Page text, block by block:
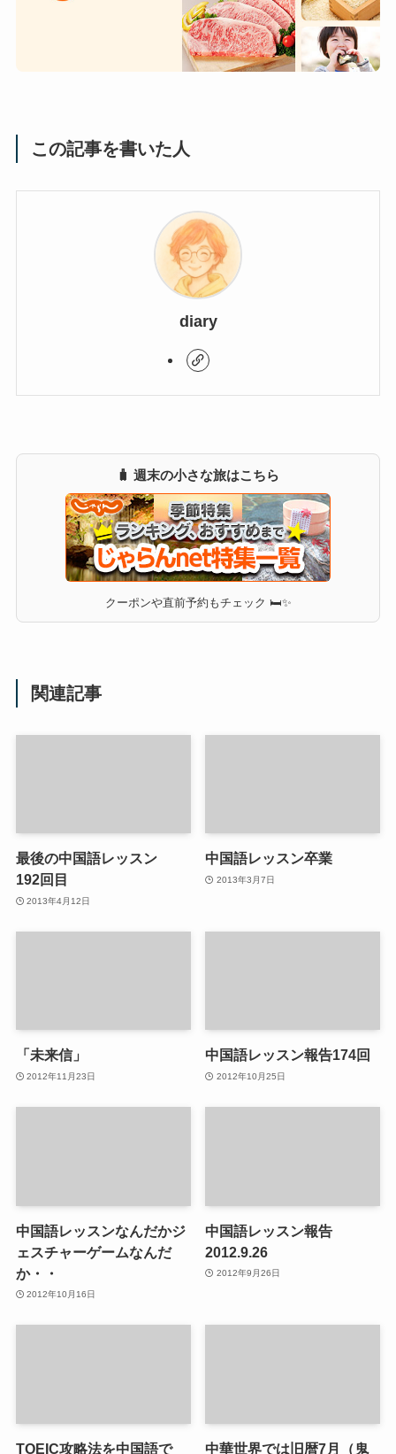
この記事を書いた人
diary
🧳 週末の小さな旅はこちら
クーポンや直前予約もチェック 🛏✨
関連記事
最後の中国語レッスン
192回目
2013年4月12日
中国語レッスン卒業
2013年3月7日
「未来信」
2012年11月23日
中国語レッスン報告174回
2012年10月25日
中国語レッスンなんだかジ
ェスチャーゲームなんだ
か・・
2012年10月16日
中国語レッスン報告
2012.9.26
2012年9月26日
TOEIC攻略法を中国語で
中華世界では旧暦7月（鬼